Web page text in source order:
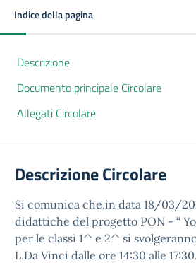
Indice della pagina
Descrizione
Documento principale Circolare
Allegati Circolare
Descrizione Circolare
Si comunica che,in data 18/03/
didattiche del progetto PON - “
per le classi 1^ e 2^ si
L.Da Vinci dalle ore 14:30 alle 17:30.